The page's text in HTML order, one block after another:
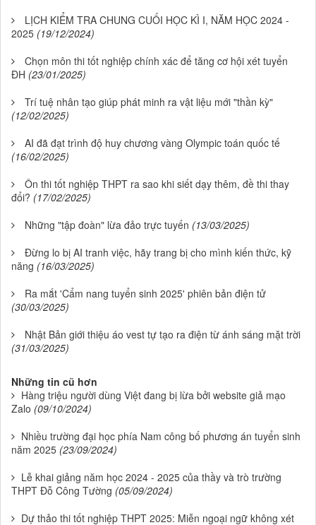
LỊCH KIỂM TRA CHUNG CUỐI HỌC KÌ I, NĂM HỌC 2024 -
2025 (19/12/2024)
Chọn môn thi tốt nghiệp chính xác để tăng cơ hội xét tuyển
ĐH (23/01/2025)
Trí tuệ nhân tạo giúp phát minh ra vật liệu mới "thần kỳ"
(12/02/2025)
AI đã đạt trình độ huy chương vàng Olympic toán quốc tế
(16/02/2025)
Ôn thi tốt nghiệp THPT ra sao khi siết dạy thêm, đề thi thay
đổi? (17/02/2025)
Những "tập đoàn" lừa đảo trực tuyến (13/03/2025)
Đừng lo bị AI tranh việc, hãy trang bị cho mình kiến thức, kỹ
năng (16/03/2025)
Ra mắt 'Cẩm nang tuyển sinh 2025' phiên bản điện tử
(30/03/2025)
Nhật Bản giới thiệu áo vest tự tạo ra điện từ ánh sáng mặt trời
(31/03/2025)
Những tin cũ hơn
Hàng triệu người dùng Việt đang bị lừa bởi website giả mạo
Zalo (09/10/2024)
Nhiều trường đại học phía Nam công bố phương án tuyển sinh
năm 2025 (23/09/2024)
Lễ khai giảng năm học 2024 - 2025 của thầy và trò trường
THPT Đỗ Công Tường (05/09/2024)
Dự thảo thi tốt nghiệp THPT 2025: Miễn ngoại ngữ không xét